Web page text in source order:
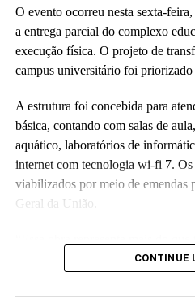
O evento ocorreu nesta sexta-
a entrega parcial do complexo
execução física. O projeto de
campus universitário foi
A estrutura foi concebida para
básica, contando com salas de
aquático, laboratórios de
internet com tecnologia wi-fi 7.
viabilizados por meio de emendas
Geral da União.
realização de um compromisso
reitora Guida Aquino. Ela
CONTINUE